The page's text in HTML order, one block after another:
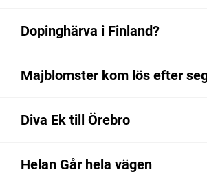
Dopinghärva i Finland?
Majblomster kom lös efter
Diva Ek till Örebro
Helan Går hela vägen